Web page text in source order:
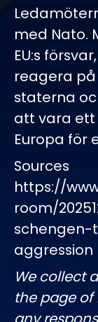
med Nato.
EU:s
reagera på
staterna
att vara
Europa för
Sources
https://
room/
aggression
We collect
the page of